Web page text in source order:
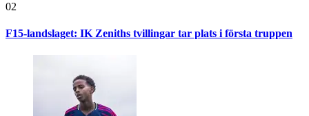
02
F15-landslaget: IK Zeniths tvillingar tar plats i första truppen